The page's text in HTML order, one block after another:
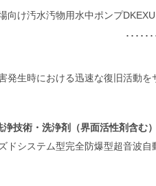
向け汚水汚物用水中ポンプ
････
発生時における迅速な復旧活動を
技術・洗浄剤（界面活性剤含む）
ドシステム型完全防爆型超音波自